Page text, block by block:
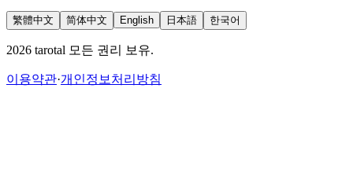
繁體中文 简体中文 English 日本語 한국어
2026 tarotal 모든 권리 보유.
이용약관·개인정보처리방침